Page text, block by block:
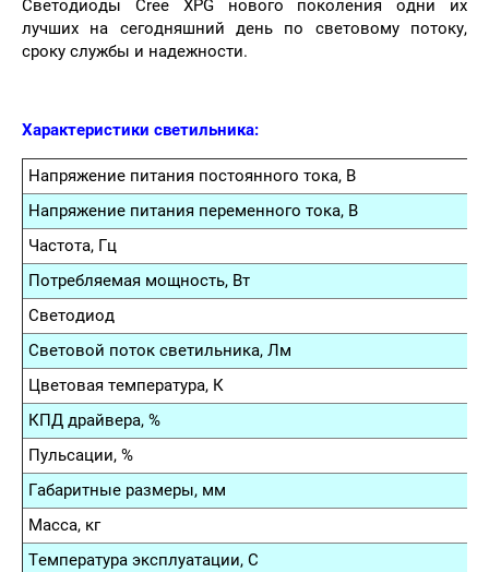
Светодиоды Cree XPG нового поколения одни их
лучших на сегодняшний день по световому потоку,
сроку службы и надежности.
Характеристики светильника:
Напряжение питания постоянного тока, В
Напряжение питания переменного тока, В
Частота, Гц
Потребляемая мощность, Вт
Светодиод
Световой поток светильника, Лм
Цветовая температура, К
КПД драйвера, %
Пульсации, %
Габаритные размеры, мм
Масса, кг
Температура эксплуатации, С